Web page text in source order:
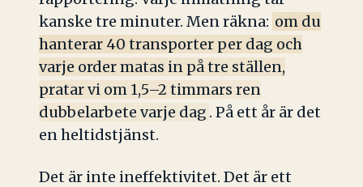
kanske tre minuter. Men räkna: om du
hanterar 40 transporter per dag och
varje order matas in på tre ställen,
pratar vi om 1,5–2 timmars ren
dubbelarbete varje dag . På ett år är det
en heltidstjänst.
Det är inte ineffektivitet. Det är ett